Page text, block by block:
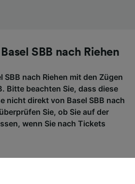
SBB nach Riehen
SBB nach Riehen mit den Zügen
Bitte beachten Sie, dass diese
nicht direkt von Basel SBB nach
Sie, ob Sie auf der
wenn Sie nach Tickets